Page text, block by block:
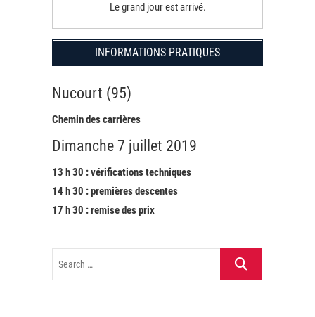
Le grand jour est arrivé.
INFORMATIONS PRATIQUES
Nucourt (95)
Chemin des carrières
Dimanche 7 juillet 2019
13 h 30 : vérifications techniques
14 h 30 : premières descentes
17 h 30 : remise des prix